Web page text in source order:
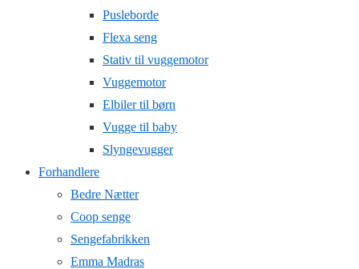
Pusleborde
Flexa seng
Stativ til vuggemotor
Vuggemotor
Elbiler til børn
Vugge til baby
Slyngevugger
Forhandlere
Bedre Nætter
Coop senge
Sengefabrikken
Emma Madras